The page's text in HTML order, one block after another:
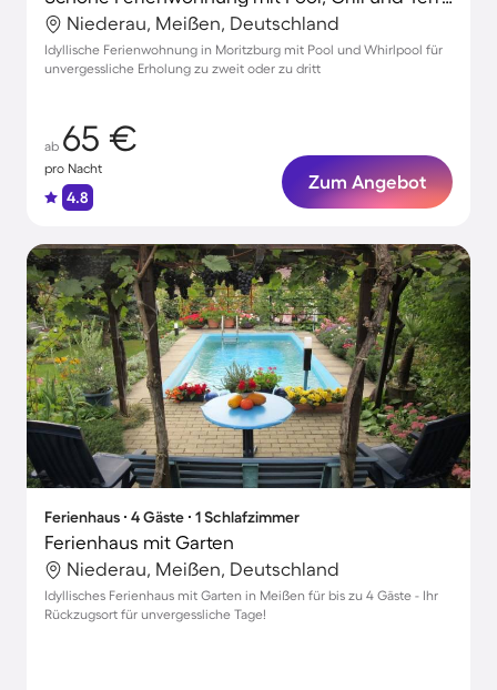
Niederau, Meißen, Deutschland
Idyllische Ferienwohnung in Moritzburg mit Pool und Whirlpool für
unvergessliche Erholung zu zweit oder zu dritt
ab 65 €
pro Nacht
4.8
Zum Angebot
Ferienhaus ∙ 4 Gäste ∙ 1 Schlafzimmer
Ferienhaus mit Garten
Niederau, Meißen, Deutschland
Idyllisches Ferienhaus mit Garten in Meißen für bis zu 4 Gäste - Ihr
Rückzugsort für unvergessliche Tage!